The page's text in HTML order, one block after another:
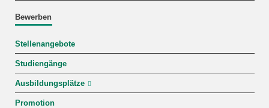
Bewerben
Stellenangebote
Studiengänge
Ausbildungsplätze
Promotion